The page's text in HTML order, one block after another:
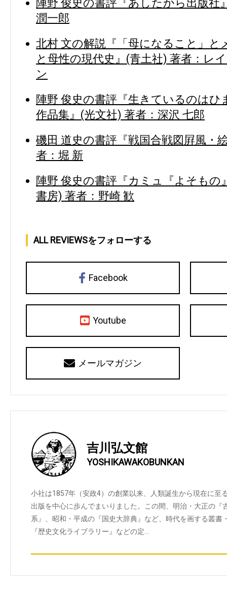
陣野 俊史の書評『あしたから出版社
潤一郎
北村 文の解説『「母になること」と
と母性の現代史』(青土社) 著者：レ
ン
陣野 俊史の書評『生きているのはひ
作品集』(光文社) 著者：深沢 七郎
磯田 道史の書評『戦国合戦図屛風・
者：堀 新
陣野 俊史の書評『カミュ『よそも
書房) 著者：野崎 歓
ALL REVIEWSをフォローする
Facebook
Youtube
メールマガジン
吉川弘文館
YOSHIKAWAKOBUNKAN
小社は1857年（安政4）の創業以来、人類誕生から現在に至
出版を中心に歩んでまいりました。この間、明治・大正の『
系』、昭和・平成の『国史大辞典』など、時代を画する叢書
『歴史文化ライブラリー』などの定…